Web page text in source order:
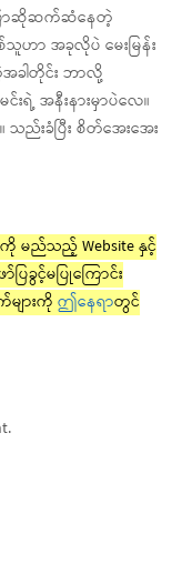
ောဆိုဆက်ဆံနေတဲ့
ဟာ အခုလိုပဲ မေးမြန်း
ခါတိုင်း ဘာလို့
ရဲ့ အနီးနားမှာပဲလေ။
ည်းခံပြီး စိတ်အေးအေး
းကို မည်သည့် Website နှင့်
ပြခွင့်မပြုကြောင်း
ျားကို ဤနေရာတွင်